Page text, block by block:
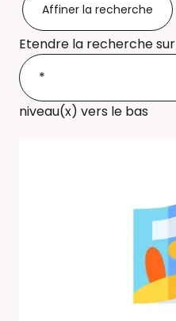
Affiner la recherche
Etendre la recherche sur
niveau(x) vers le bas